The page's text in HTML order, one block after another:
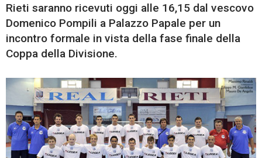
Rieti saranno ricevuti oggi alle 16,15 dal vescovo
Domenico Pompili a Palazzo Papale per un
incontro formale in vista della fase finale della
Coppa della Divisione.